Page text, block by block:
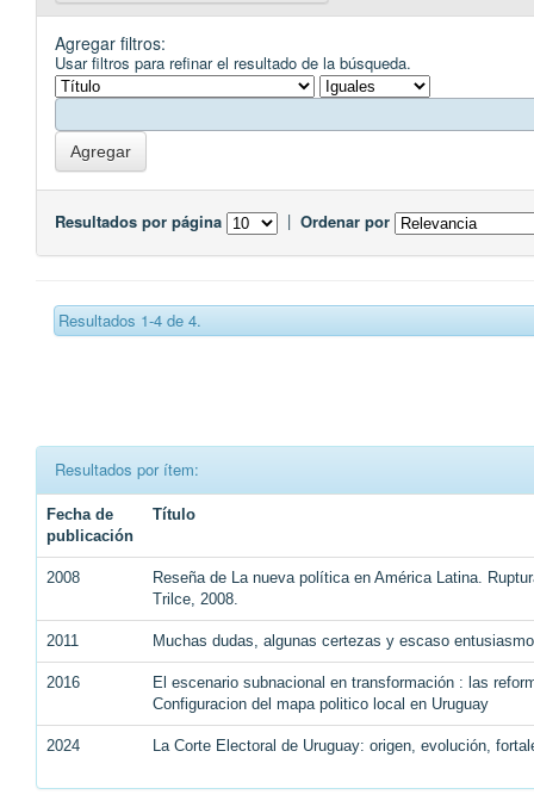
Agregar filtros:
Usar filtros para refinar el resultado de la búsqueda.
Resultados por página | Ordenar por
Resultados 1-4 de 4.
Resultados por ítem:
Fecha de
publicación
Título
2008
Reseña de La nueva política en América Latina.
Trilce, 2008.
2011 Muchas dudas, algunas certezas y escaso
2016
El escenario subnacional en transformación : las
Configuracion del mapa politico local en Uruguay
2024 La Corte Electoral de Uruguay: origen, evolución,